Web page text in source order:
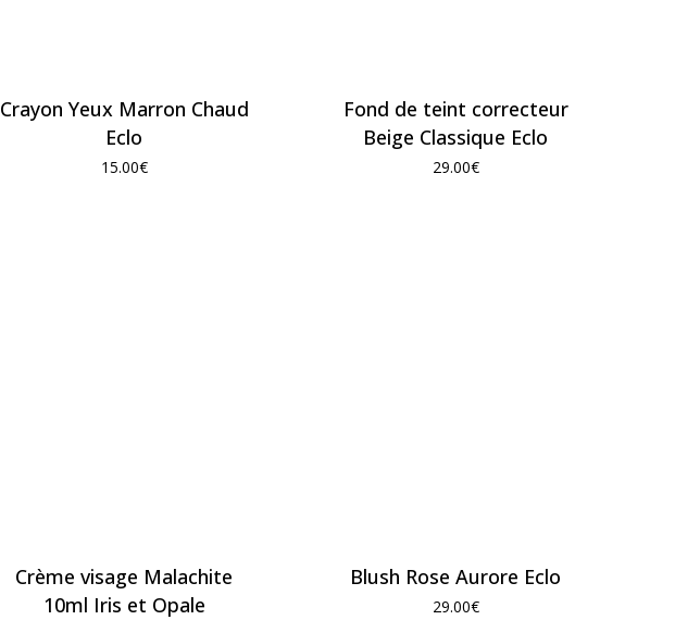
Crayon Yeux Marron Chaud
Eclo
15.00€
Fond de teint correcteur
Beige Classique Eclo
29.00€
Crème visage Malachite
10ml Iris et Opale
Blush Rose Aurore Eclo
29.00€